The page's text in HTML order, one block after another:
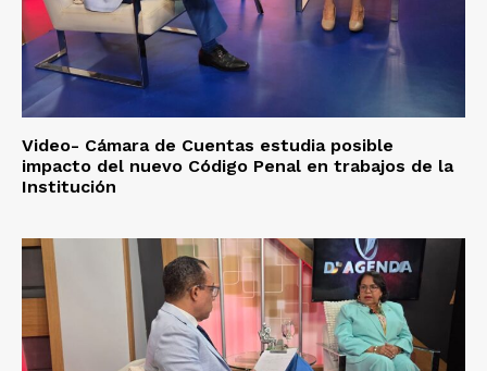
Video- Cámara de Cuentas estudia posible
impacto del nuevo Código Penal en trabajos de la
Institución